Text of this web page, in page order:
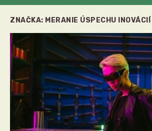
ZNAČKA: MERANIE ÚSPECHU INOVÁCIÍ